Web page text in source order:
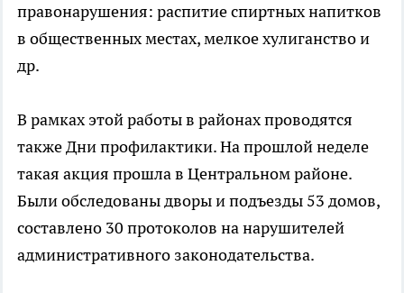
правонарушения: распитие спиртных напитков
в общественных местах, мелкое хулиганство и
др.
В рамках этой работы в районах проводятся
также Дни профилактики. На прошлой неделе
такая акция прошла в Центральном районе.
Были обследованы дворы и подъезды 53 домов,
составлено 30 протоколов на нарушителей
административного законодательства.